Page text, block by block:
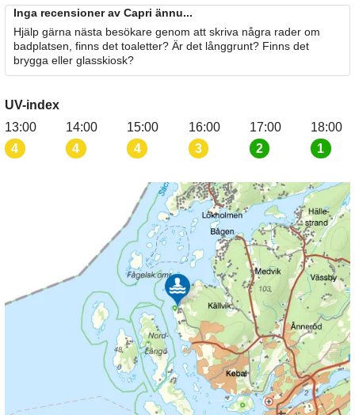
Inga recensioner av Capri ännu...
Hjälp gärna nästa besökare genom att skriva några rader om
badplatsen, finns det toaletter? Är det långgrunt? Finns det
brygga eller glasskiosk?
UV-index
13:00
4
14:00
4
15:00
4
16:00
3
17:00
2
18:00
1